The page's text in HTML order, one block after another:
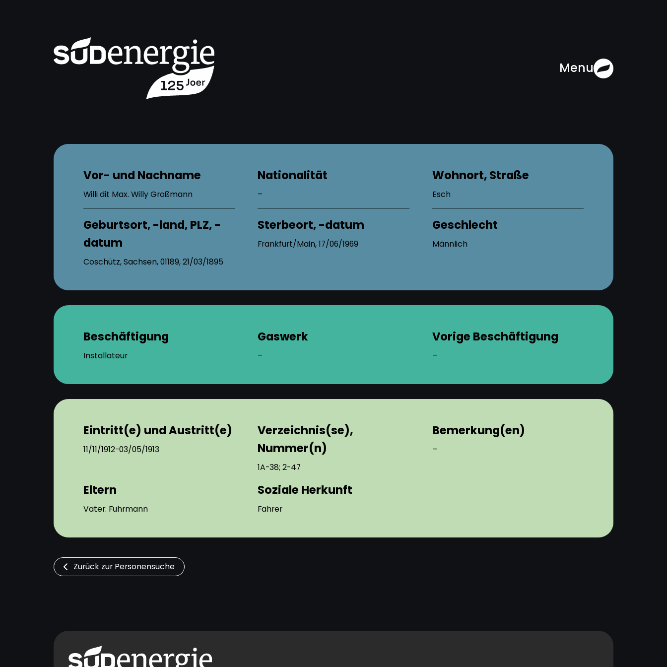
Menu
Vor- und Nachname
Willi dit Max. Willy Großmann
Geburtsort, -land, PLZ, -
datum
Coschütz, Sachsen, 01189, 21/03/1895
Nationalität
–
Sterbeort, -datum
Frankfurt/Main, 17/06/1969
Wohnort, Straße
Esch
Geschlecht
Männlich
Beschäftigung
Installateur
Gaswerk
–
Vorige Beschäftigung
–
Eintritt(e) und Austritt(e)
11/11/1912-03/05/1913
Verzeichnis(se),
Nummer(n)
1A-38; 2-47
Bemerkung(en)
–
Eltern
Vater: Fuhrmann
Soziale Herkunft
Fahrer
Zurück zur Personensuche